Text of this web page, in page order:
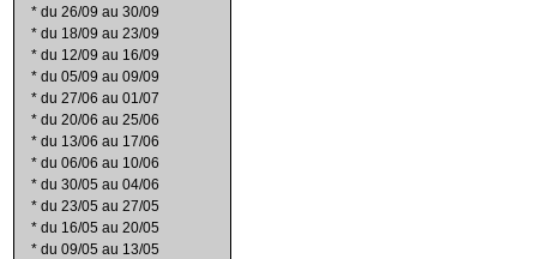
* du 26/09 au 30/09
* du 18/09 au 23/09
* du 12/09 au 16/09
* du 05/09 au 09/09
* du 27/06 au 01/07
* du 20/06 au 25/06
* du 13/06 au 17/06
* du 06/06 au 10/06
* du 30/05 au 04/06
* du 23/05 au 27/05
* du 16/05 au 20/05
* du 09/05 au 13/05